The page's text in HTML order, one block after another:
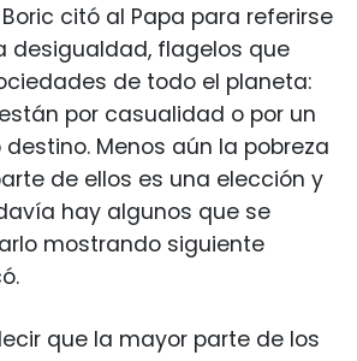
citó al Papa para referirse
desigualdad, flagelos que
de todo el planeta:
están por casualidad o por un
Menos aún la pobreza
de ellos es una elección y
hay algunos que se
mostrando siguiente
que la mayor parte de los